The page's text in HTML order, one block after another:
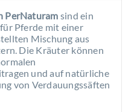
PerNaturam sind ein
Pferde mit einer
Mischung aus
Die Kräuter können
und auf natürliche
von Verdauungssäften